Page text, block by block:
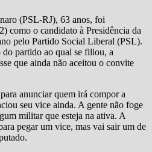
(PSL-RJ), 63 anos, foi
como o candidato à Presidência da
pelo Partido Social Liberal (PSL).
do partido ao qual se filiou, a
que ainda não aceitou o convite
anunciar quem irá compor a
seu vice ainda. A gente não foge
militar que esteja na ativa. A
pegar um vice, mas vai sair um de